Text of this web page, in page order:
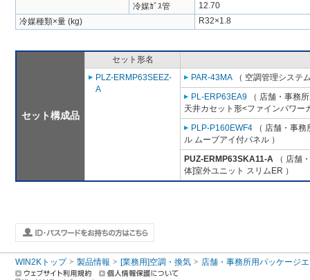
冷媒ｶﾞｽ管
12.70
冷媒種類×量 (kg)
R32×1.8
セット構成品
セット形名
PLZ-ERMP63SEEZ-
A
PAR-43MA （ 空調管理システ
PL-ERP63EA9 （ 店舗・事務
天井カセット形<ファインパワー
PLP-P160EWF4 （ 店舗・事
ル ムーブアイ付パネル ）
PUZ-ERMP63SKA11-A （ 店舗
体]室外ユニット スリムER ）
WIN2Kトップ 製品情報 [業務用]空調・換気 店舗・事務所用パッケージ